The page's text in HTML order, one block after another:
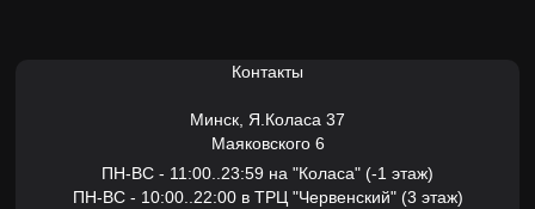
Контакты
Минск, Я.Коласа 37
Маяковского 6
ПН-ВС - 11:00..23:59 на "Коласа" (-1 этаж)
ПН-ВС - 10:00..22:00 в ТРЦ "Червенский" (3 этаж)